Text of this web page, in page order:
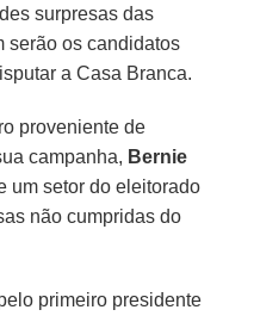
surpresas das
serão os candidatos
a Casa Branca.
proveniente de
campanha, Bernie
um setor do eleitorado
não cumpridas do
primeiro presidente